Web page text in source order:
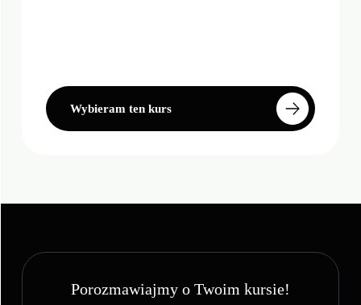
Wybieram ten kurs
Porozmawiajmy o Twoim kursie!